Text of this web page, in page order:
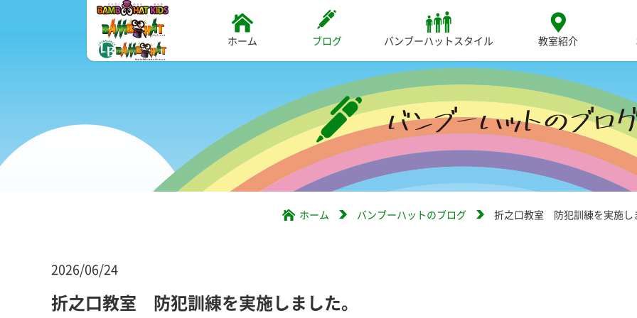
ホーム ブログ バンブーハットスタイル 教室紹介
ホーム バンブーハットのブログ 折之口教室 防犯訓練を実施し
2026/06/24
折之口教室 防犯訓練を実施しました。